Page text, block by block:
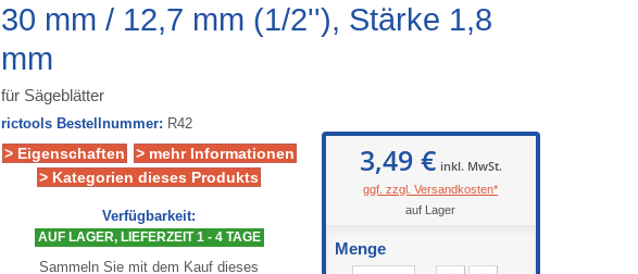
30 mm / 12,7 mm (1/2''), Stärke 1,8
mm
für Sägeblätter
rictools Bestellnummer: R42
> Eigenschaften
> mehr Informationen
> Kategorien dieses Produkts
Verfügbarkeit:
AUF LAGER, LIEFERZEIT 1 - 4 TAGE
Sammeln Sie mit dem Kauf dieses
3,49 € inkl. MwSt.
ggf. zzgl. Versandkosten*
auf Lager
Menge